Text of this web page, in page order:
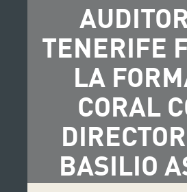
TENERIFE
LA
CORAL
BASILIO